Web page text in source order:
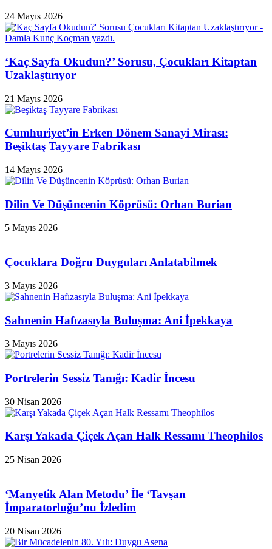
24 Mayıs 2026
‘Kaç Sayfa Okudun?’ Sorusu, Çocukları Kitaptan
Uzaklaştırıyor
21 Mayıs 2026
Cumhuriyet’in Erken Dönem Sanayi Mirası:
Beşiktaş Tayyare Fabrikası
14 Mayıs 2026
Dilin Ve Düşüncenin Köprüsü: Orhan Burian
5 Mayıs 2026
Çocuklara Doğru Duyguları Anlatabilmek
3 Mayıs 2026
Sahnenin Hafızasıyla Buluşma: Ani İpekkaya
3 Mayıs 2026
Portrelerin Sessiz Tanığı: Kadir İncesu
30 Nisan 2026
Karşı Yakada Çiçek Açan Halk Ressamı Theophilos
25 Nisan 2026
‘Manyetik Alan Metodu’ İle ‘Tavşan
İmparatorluğu’nu İzledim
20 Nisan 2026